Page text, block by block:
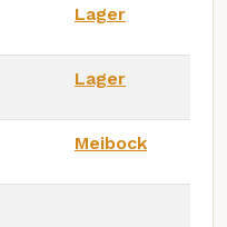
Lager
Lager
Meibock